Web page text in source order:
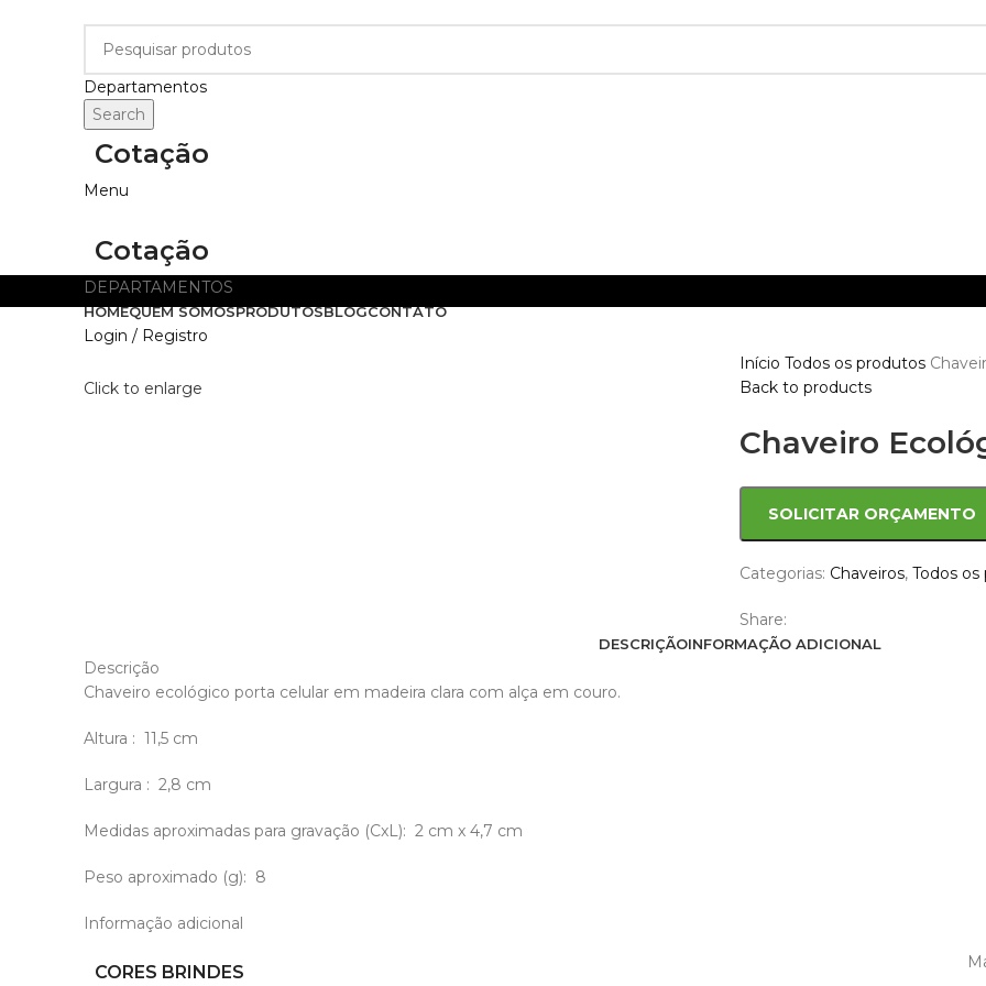
Departamentos
Search
Cotação
Menu
Cotação
DEPARTAMENTOS
HOMEQUEM SOMOSPRODUTOSBLOGCONTATO
Login / Registro
Click to enlarge
Início Todos os produtos
Back to products
Chaveiro
SOLICITAR ORÇAMENTO
Categorias: Chaveiros, Todos
Share:
DESCRIÇÃOINFORMAÇÃO ADICIONAL
Descrição
Chaveiro ecológico porta celular em madeira clara com alça em couro.
Altura : 11,5 cm
Largura : 2,8 cm
Medidas aproximadas para gravação (CxL): 2 cm x 4,7 cm
Peso aproximado (g): 8
Informação adicional
CORES BRINDES